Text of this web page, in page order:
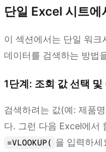
단일 Excel 시트
이 섹션에서는 단일 워크
데이터를 검색하는 방법
1단계: 조회 값 선택 및
검색하려는 값(예: 제품
다. 그런 다음 Excel에서
=VLOOKUP( 을 입력하